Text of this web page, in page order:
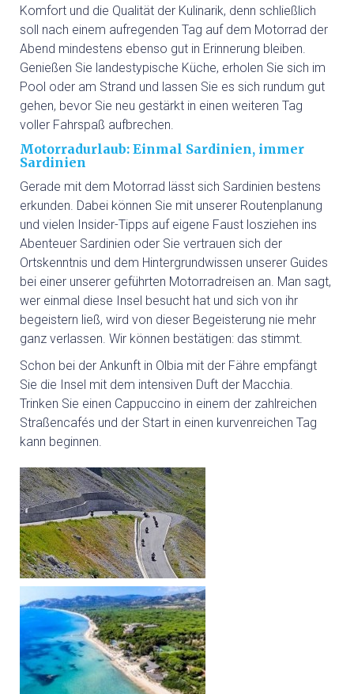
HOCHZEITEN
LAST-MINUTE-ANGEBOTE
SERVICE
Komfort und die Qualität der Kulinarik, denn schließlich
soll nach einem aufregenden Tag auf dem Motorrad der
Abend mindestens ebenso gut in Erinnerung bleiben.
Genießen Sie landestypische Küche, erholen Sie sich im
Pool oder am Strand und lassen Sie es sich rundum gut
gehen, bevor Sie neu gestärkt in einen weiteren Tag
voller Fahrspaß aufbrechen.
Motorradurlaub: Einmal Sardinien, immer
Sardinien
Gerade mit dem Motorrad lässt sich Sardinien bestens
erkunden. Dabei können Sie mit unserer Routenplanung
und vielen Insider-Tipps auf eigene Faust losziehen ins
Abenteuer Sardinien oder Sie vertrauen sich der
Ortskenntnis und dem Hintergrundwissen unserer Guides
bei einer unserer geführten Motorradreisen an. Man sagt,
wer einmal diese Insel besucht hat und sich von ihr
begeistern ließ, wird von dieser Begeisterung nie mehr
ganz verlassen. Wir können bestätigen: das stimmt.
Schon bei der Ankunft in Olbia mit der Fähre empfängt
Sie die Insel mit dem intensiven Duft der Macchia.
Trinken Sie einen Cappuccino in einem der zahlreichen
Straßencafés und der Start in einen kurvenreichen Tag
kann beginnen.